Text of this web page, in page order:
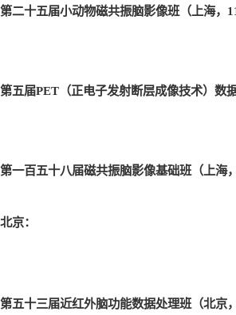
第二十五届小动物磁共振脑影像班（上海，
第五届PET （正电子发射断层成像技术）数
第一百五十八届磁共振脑影像基础班（上海
北京：
第五十三届近红外脑功能数据处理班（北京